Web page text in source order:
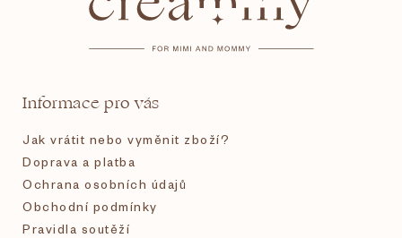
Informace pro vás
Jak vrátit nebo vyměnit zboží?
Doprava a platba
Ochrana osobních údajů
Obchodní podmínky
Pravidla soutěží